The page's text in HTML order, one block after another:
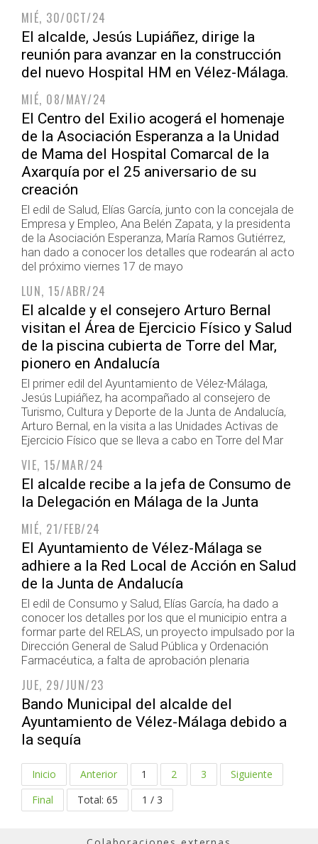
MIÉ, 30/OCT/24
El alcalde, Jesús Lupiáñez, dirige la
reunión para avanzar en la construcción
del nuevo Hospital HM en Vélez-Málaga.
MIÉ, 08/MAY/24
El Centro del Exilio acogerá el homenaje
de la Asociación Esperanza a la Unidad
de Mama del Hospital Comarcal de la
Axarquía por el 25 aniversario de su
creación
El edil de Salud, Elías García, junto con la concejala de
Empresa y Empleo, Ana Belén Zapata, y la presidenta
de la Asociación Esperanza, María Ramos Gutiérrez,
han dado a conocer los detalles que rodearán al acto
del próximo viernes 17 de mayo
LUN, 15/ABR/24
El alcalde y el consejero Arturo Bernal
visitan el Área de Ejercicio Físico y Salud
de la piscina cubierta de Torre del Mar,
pionero en Andalucía
El primer edil del Ayuntamiento de Vélez-Málaga,
Jesús Lupiáñez, ha acompañado al consejero de
Turismo, Cultura y Deporte de la Junta de Andalucía,
Arturo Bernal, en la visita a las Unidades Activas de
Ejercicio Físico que se lleva a cabo en Torre del Mar
VIE, 15/MAR/24
El alcalde recibe a la jefa de Consumo de
la Delegación en Málaga de la Junta
MIÉ, 21/FEB/24
El Ayuntamiento de Vélez-Málaga se
adhiere a la Red Local de Acción en Salud
de la Junta de Andalucía
El edil de Consumo y Salud, Elías García, ha dado a
conocer los detalles por los que el municipio entra a
formar parte del RELAS, un proyecto impulsado por la
Dirección General de Salud Pública y Ordenación
Farmacéutica, a falta de aprobación plenaria
JUE, 29/JUN/23
Bando Municipal del alcalde del
Ayuntamiento de Vélez-Málaga debido a
la sequía
Inicio Anterior 1 2 3
Siguiente
Final
Total: 65 1 / 3